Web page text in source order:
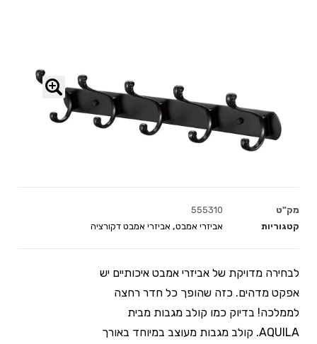
מק"ט
555310
קטגוריות
אביזרי אמבט, אביזרי אמבט דקורציה
לבחירה מדויקת של אביזרי אמבט איכותיים יש
אפקט מדהים. כזה שהופך כל חדר רחצה
לממלכה! בדיוק כמו קולב מגבות מבית
AQUILA. קולב מגבות מעוצב במיוחד באורך